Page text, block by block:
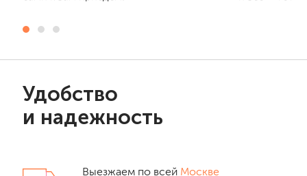
Удобство
и надежность
Выезжаем по всей Москве